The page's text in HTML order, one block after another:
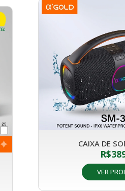
CAIXA DE
R$
VER